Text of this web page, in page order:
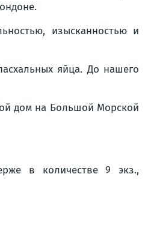
изысканностью и
яйца. До нашего
дом на Большой Морской
в количестве 9 экз.,